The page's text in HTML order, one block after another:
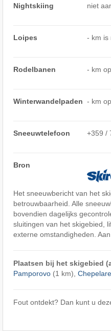
Nightskiing niet
Loipes - km is
Rodelbanen - km
Winterwandelpaden - km
Sneeuwtelefoon +359 /
Bron
Het sneeuwbericht van het
betrouwbaarheid. Alle
bovendien dagelijks
sluitingen van het skigebied,
externe omstandigheden.
Plaatsen bij het skigebied
Pamporovo(1 km), Chepelare
Fout ontdekt? Dan kunt u